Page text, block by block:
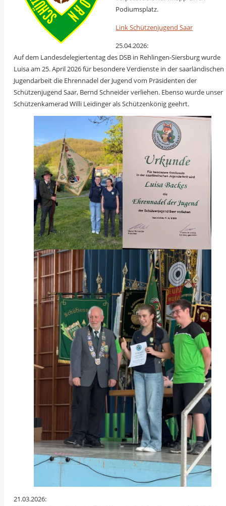
Podiumsplatz.
Link Schützenjugend Saar
25.04.2026:
Auf dem Landesdelegiertentag des DSB in Rehlingen-Siersburg wurde
Luisa am 25. April 2026 für besondere Verdienste in der saarländischen
Jugendarbeit die Ehrennadel der Jugend vom Präsidenten der
Schützenjugend Saar, Bernd Schneider verliehen. Ebenso wurde unser
Schützenkamerad Willi Leidinger als Schützenkönig geehrt.
21.03.2026: